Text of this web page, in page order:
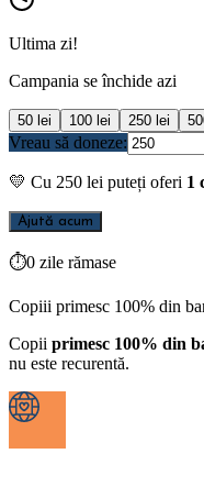
Ultima zi!
Campania se închide azi
50 lei 100 lei 250 lei
Vreau să doneze:
💛 Cu 250 lei puteți oferi 1
Ajută acum
⏱0 zile rămase
Copiii primesc 100% din
Copii primesc 100% din
nu este recurentă.